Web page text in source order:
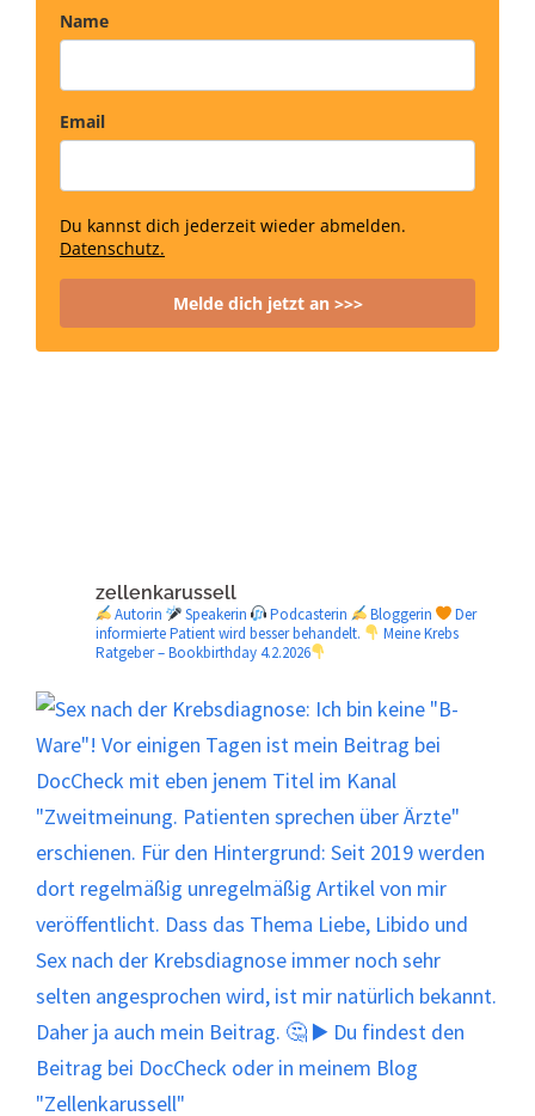
Name
Email
Du kannst dich jederzeit wieder abmelden.
Datenschutz.
Melde dich jetzt an >>>
zellenkarussell
Autorin Speakerin Podcasterin Bloggerin
Der
informierte Patient wird besser behandelt.
Meine Krebs
Ratgeber – Bookbirthday 4.2.2026